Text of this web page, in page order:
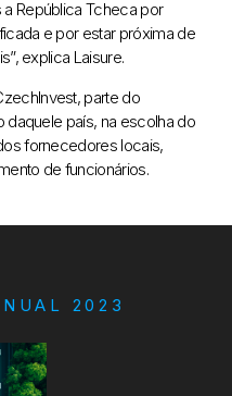
a República Tcheca por
e por estar próxima de
explica Laisure.
parte do
daquele país, na escolha do
fornecedores locais,
de funcionários.
2023